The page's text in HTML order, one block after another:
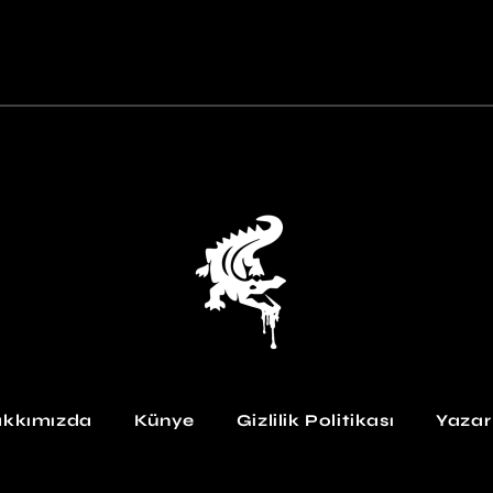
Künye Gizlilik Politikası